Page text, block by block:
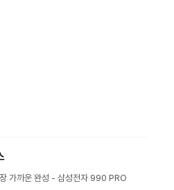
가까운 완성 - 삼성전자 990 PRO